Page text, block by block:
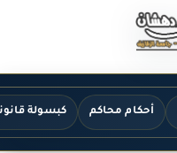
أحكام محاكم كبسولة